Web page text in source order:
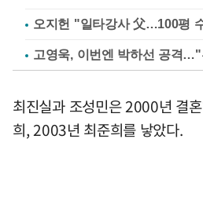
오지헌 "일타강사 父…100평
고영욱, 이번엔 박하선 공격
최진실과 조성민은 2000년 결
희, 2003년 최준희를 낳았다.